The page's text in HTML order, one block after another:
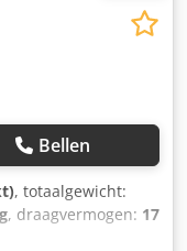
Bellen
, totaalgewicht:
, draagvermogen: 17
op